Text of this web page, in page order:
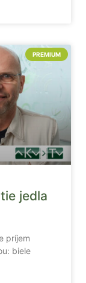
PREMIUM
jedla
príjem
biele